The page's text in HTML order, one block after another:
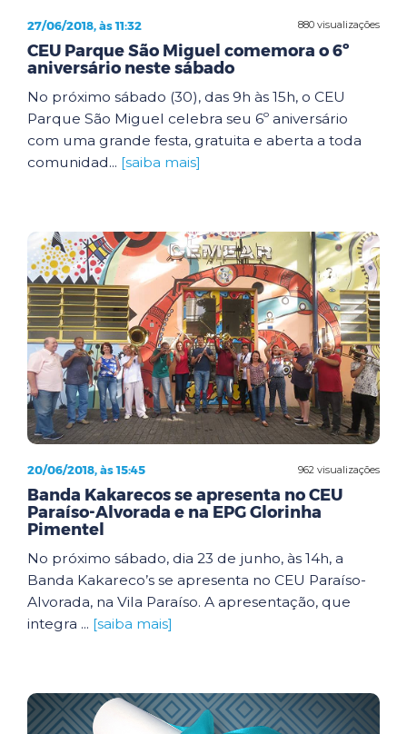
880 visualizações
27/06/2018, às 11:32
CEU Parque São Miguel comemora o 6º
aniversário neste sábado
No próximo sábado (30), das 9h às 15h, o CEU
Parque São Miguel celebra seu 6º aniversário
com uma grande festa, gratuita e aberta a toda
comunidad... [saiba mais]
962 visualizações
20/06/2018, às 15:45
Banda Kakarecos se apresenta no CEU
Paraíso-Alvorada e na EPG Glorinha
Pimentel
No próximo sábado, dia 23 de junho, às 14h, a
Banda Kakareco’s se apresenta no CEU Paraíso-
Alvorada, na Vila Paraíso. A apresentação, que
integra ... [saiba mais]